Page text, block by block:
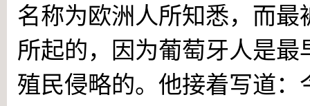
名称为欧洲人所知悉，而最
所起的，因为葡萄牙人是
殖民侵略的。他接着写道